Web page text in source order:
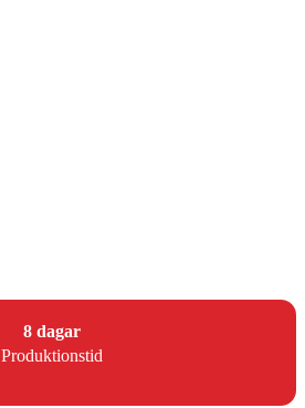
8 dagar
Produktionstid